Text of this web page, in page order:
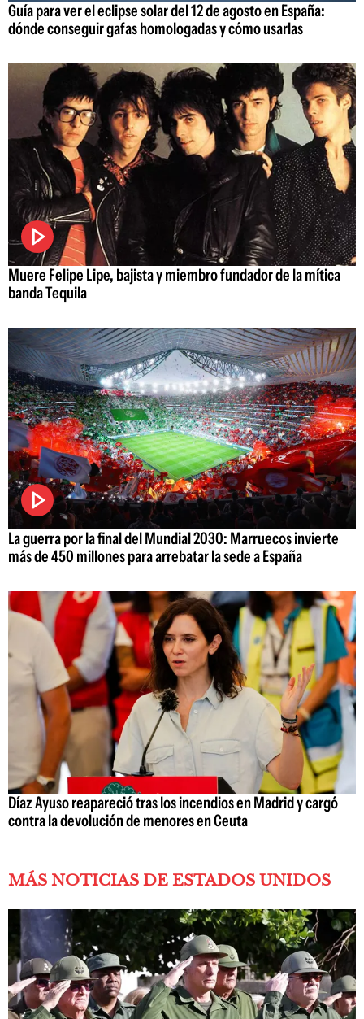
Guía para ver el eclipse solar del 12 de agosto en España:
dónde conseguir gafas homologadas y cómo usarlas
Muere Felipe Lipe, bajista y miembro fundador de la mítica
banda Tequila
La guerra por la final del Mundial 2030: Marruecos invierte
más de 450 millones para arrebatar la sede a España
Díaz Ayuso reapareció tras los incendios en Madrid y cargó
contra la devolución de menores en Ceuta
MÁS NOTICIAS DE ESTADOS UNIDOS